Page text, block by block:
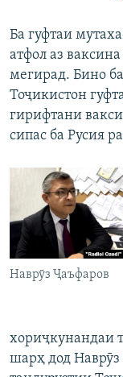
Ба гуфтаи
атфол аз
мегирад. Бино
Тоҷикистон
гирифтани
сипас ба Русия
Наврӯз Ҷаъфаров
хориҷкунандаи
шарҳ дод Наврӯз